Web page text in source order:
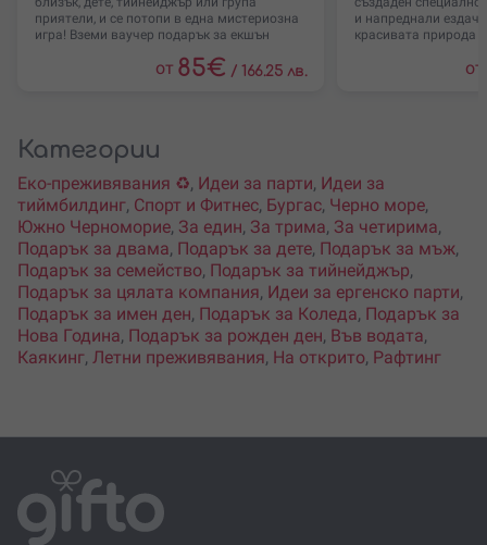
приятели, и се потопи в една мистериозна
игра! Вземи ваучер подарък за екшън
от 85€ / 166.25 лв.
и напреднали
красивата природа
от
Категории
Еко-преживявания ♻️, Идеи за парти, Идеи за
тиймбилдинг, Спорт и Фитнес, Бургас, Черно море,
Южно Черноморие, За един, За трима, За четирима,
Подарък за двама, Подарък за дете, Подарък за мъж,
Подарък за семейство, Подарък за тийнейджър,
Подарък за цялата компания, Идеи за ергенско парти,
Подарък за имен ден, Подарък за Коледа, Подарък за
Нова Година, Подарък за рожден ден, Във водата,
Каякинг, Летни преживявания, На открито, Рафтинг